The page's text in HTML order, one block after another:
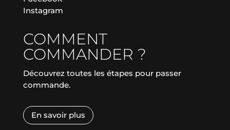
Instagram
COMMENT
COMMANDER ?
Découvrez toutes les étapes pour passer
commande.
En savoir plus